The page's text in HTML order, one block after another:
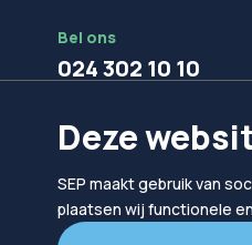
Bel ons
024 302 10 10
© 2026 SEP
Deze
SEP maakt gebruik van
plaatsen wij functionele